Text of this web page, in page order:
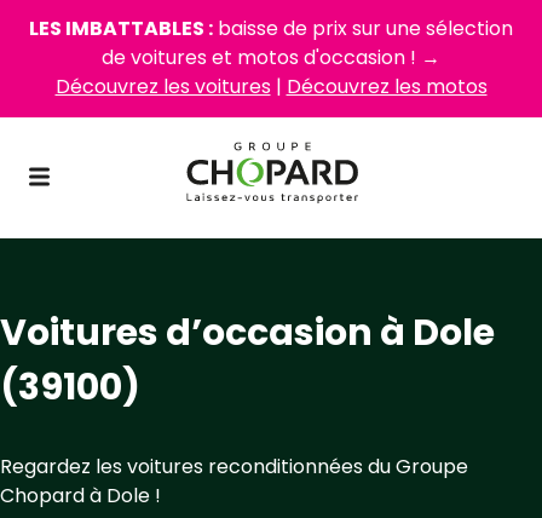
LES IMBATTABLES : baisse de prix sur une sélection
de voitures et motos d'occasion ! →
Découvrez les voitures| Découvrez les motos
Voitures d’occasion à Dole
(39100)
Regardez les voitures reconditionnées du Groupe
Chopard à Dole !